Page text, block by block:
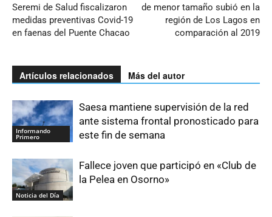
Seremi de Salud fiscalizaron
medidas preventivas Covid-19
en faenas del Puente Chacao
de menor tamaño subió en la
región de Los Lagos en
comparación al 2019
Artículos relacionados Más del autor
Informando
Primero
Saesa mantiene supervisión de la red
ante sistema frontal pronosticado para
este fin de semana
Noticia del Día
Fallece joven que participó en «Club de
la Pelea en Osorno»